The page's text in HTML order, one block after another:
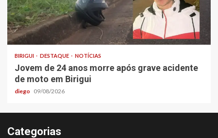
BIRIGUI DESTAQUE NOTÍCIAS
Jovem de 24 anos morre após grave acidente
de moto em Birigui
diego 09/08/2026
Categorias